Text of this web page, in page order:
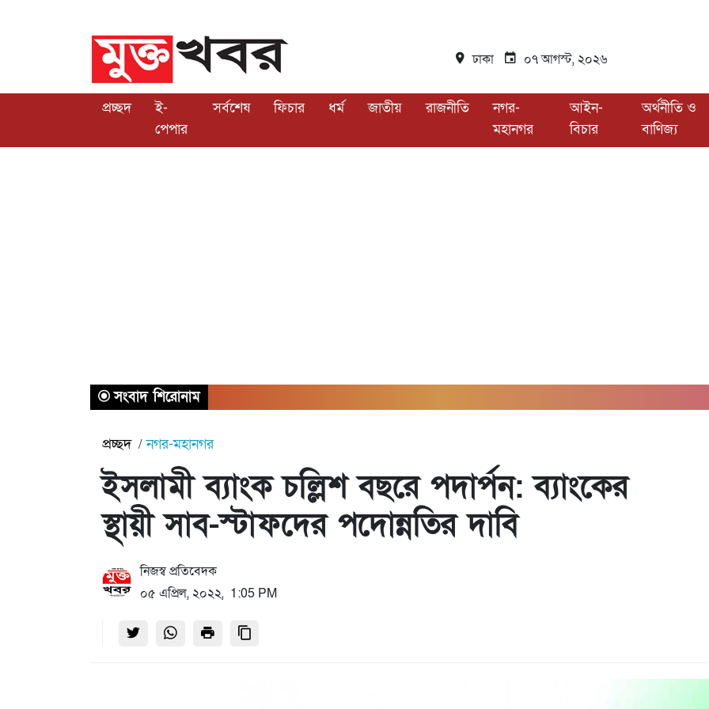
ঢাকা ০৭ আগস্ট, ২০২৬
প্রচ্ছদ
ই-
পেপার
সর্বশেষ ফিচার ধর্ম জাতীয় রাজনীতি
নগর-
মহানগর
আইন-
বিচার
অর্থনীতি ও
বাণিজ্য
সংবাদ শিরোনাম
প্রচ্ছদ নগর-মহানগর
ইসলামী ব্যাংক চল্লিশ বছরে পদার্পন: ব্যাংকের
স্থায়ী সাব-স্টাফদের পদোন্নতির দাবি
নিজস্ব প্রতিবেদক
০৫ এপ্রিল, ২০২২, 1:05 PM